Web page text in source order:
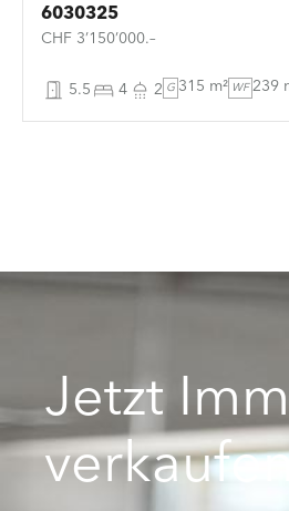
6030325
CHF 3’150’000.–
5.5 4 2 G 315 m² WF 239
Jetzt